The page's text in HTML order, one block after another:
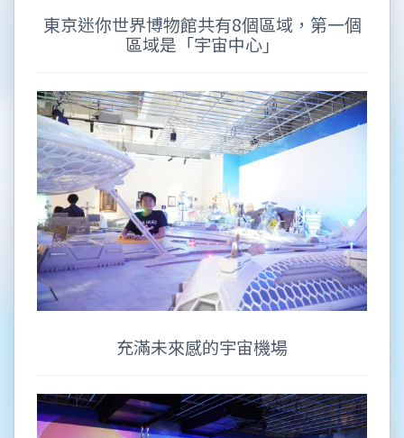
東京迷你世界博物館共有8個區域，第一個
區域是「宇宙中心」
充滿未來感的宇宙機場